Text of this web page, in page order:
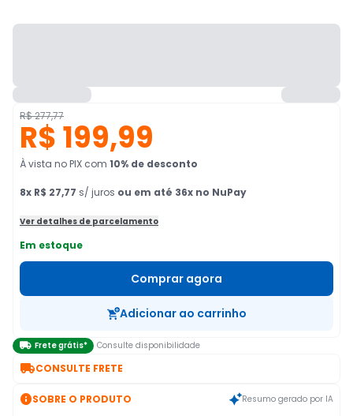
R$ 277,77
R$ 199,99
À vista no PIX com 10% de desconto
8x R$ 27,77 s/ juros ou em até 36x no NuPay
Ver detalhes de parcelamento
Em estoque
Comprar agora
Adicionar ao carrinho
 Frete grátis* Consulte disponibilidade
CONSULTE FRETE
SOBRE O PRODUTO Resumo gerado por IA